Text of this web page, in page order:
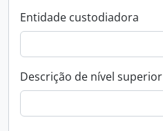
Entidade custodiadora
Descrição de nível superior